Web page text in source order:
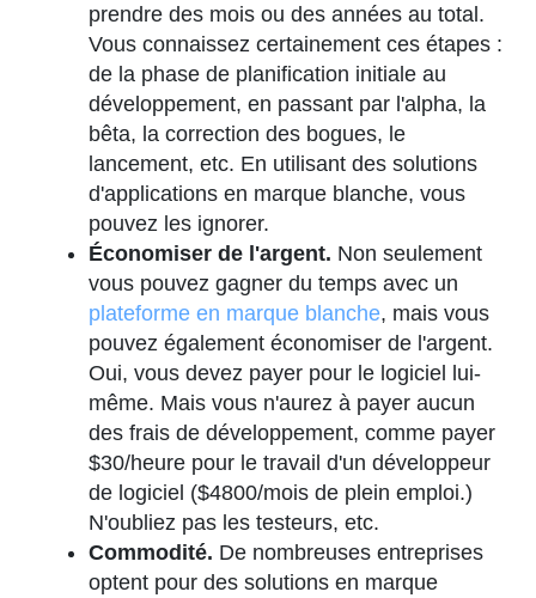
prendre des mois ou des années au total.
Vous connaissez certainement ces étapes :
de la phase de planification initiale au
développement, en passant par l'alpha, la
bêta, la correction des bogues, le
lancement, etc. En utilisant des solutions
d'applications en marque blanche, vous
pouvez les ignorer.
Économiser de l'argent. Non seulement
vous pouvez gagner du temps avec un
plateforme en marque blanche, mais vous
pouvez également économiser de l'argent.
Oui, vous devez payer pour le logiciel lui-
même. Mais vous n'aurez à payer aucun
des frais de développement, comme payer
$30/heure pour le travail d'un développeur
de logiciel ($4800/mois de plein emploi.)
N'oubliez pas les testeurs, etc.
Commodité. De nombreuses entreprises
optent pour des solutions en marque